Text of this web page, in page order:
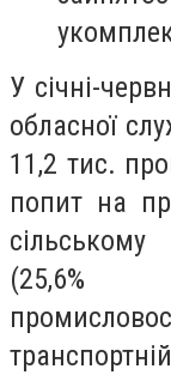
У січні-
обласної
11,2 тис.
попит на
(25,6%